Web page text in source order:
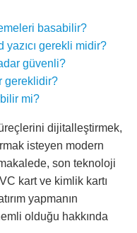
basabilir?
yazıcı gerekli midir?
güvenli?
gereklidir?
mi?
dijitalleştirmek,
isteyen modern
son teknoloji
kart ve kimlik kartı
yapmanın
olduğu hakkında